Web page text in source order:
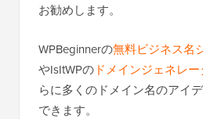
お勧めします。
WPBeginnerの無料ビジネス名
やIsItWPの ドメインジェネレ
らに多くのドメイン名のアイ
できます。